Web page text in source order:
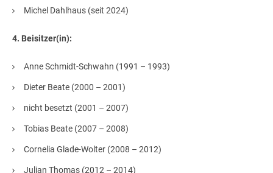
Michel Dahlhaus (seit 2024)
4. Beisitzer(in):
Anne Schmidt-Schwahn (1991 – 1993)
Dieter Beate (2000 – 2001)
nicht besetzt (2001 – 2007)
Tobias Beate (2007 – 2008)
Cornelia Glade-Wolter (2008 – 2012)
Julian Thomas (2012 – 2014)